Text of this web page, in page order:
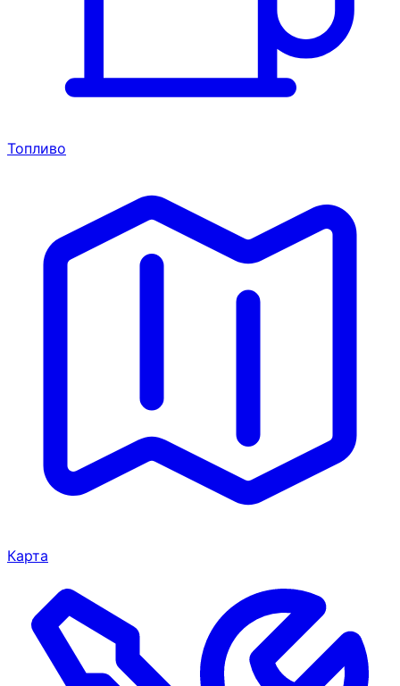
Топливо
Карта